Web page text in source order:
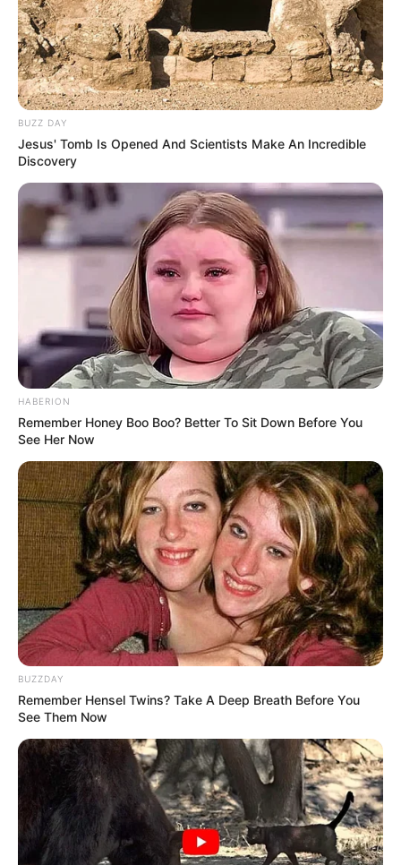
Natasha Wilona Anya Geraldine
Notnot Willie Salim
Berlliana Lovell Maria Vania
TULIS KOMENTAR
Alamat email Anda tidak akan dipublikasikan. Ruas yang wajib ditandai*
BUZZ DAY
Jesus' Tomb Is Opened And Scientists Make An Incredible
Discovery
HABERION
Remember Honey Boo Boo? Better To Sit Down Before You
See Her Now
BUZZDAY
Remember Hensel Twins? Take A Deep Breath Before You
See Them Now